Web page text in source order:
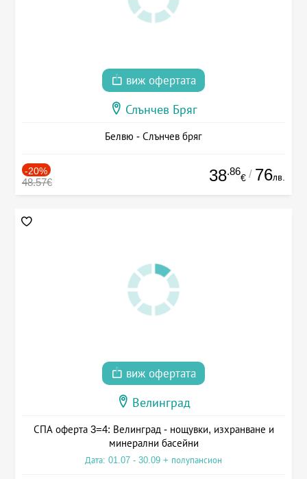
виж офертата
Слънчев Бряг
Белвю - Слънчев бряг
-20%
48.57€ 38.86
€ / 76лв.
виж офертата
Велинград
СПА оферта 3=4: Велинград - нощувки, изхранване и
минерални басейни
Дата: 01.07 - 30.09 + полупансион